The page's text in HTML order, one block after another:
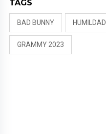
TAGS
BAD BUNNY HUMILDAD
GRAMMY 2023